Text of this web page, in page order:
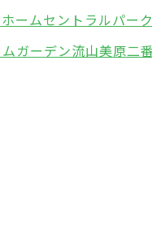
ームセントラルパーク
ガーデン流山美原二